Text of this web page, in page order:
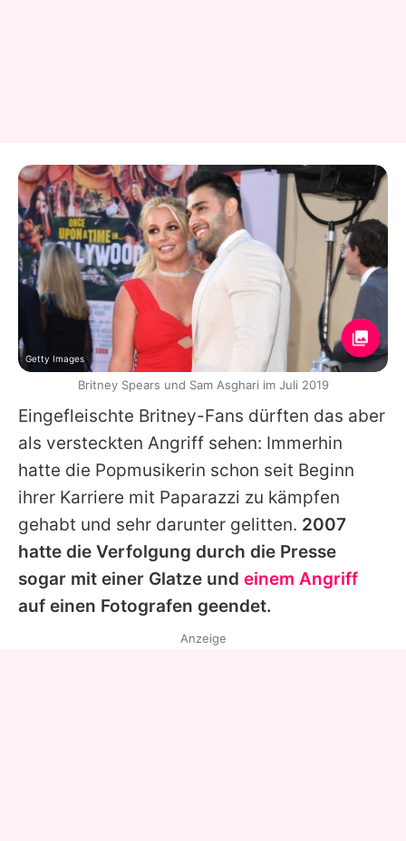
Eingefleischte Britney-Fans dürften das aber
als versteckten Angriff sehen: Immerhin
hatte die Popmusikerin schon seit Beginn
ihrer Karriere mit Paparazzi zu kämpfen
gehabt und sehr darunter gelitten. 2007
hatte die Verfolgung durch die Presse
sogar mit einer Glatze und einem Angriff
auf einen Fotografen geendet.
Getty Images
Britney Spears und Sam Asghari im Juli 2019
Anzeige